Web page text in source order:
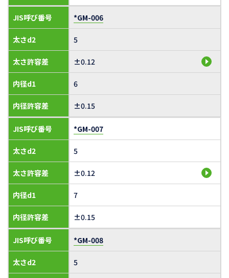
JIS呼び番号
太さd2
太さ許容差
内径d1
内径許容差
*GM-006
5
±0.12
6
±0.15
JIS呼び番号
太さd2
太さ許容差
内径d1
内径許容差
*GM-007
5
±0.12
7
±0.15
JIS呼び番号
太さd2
*GM-008
5